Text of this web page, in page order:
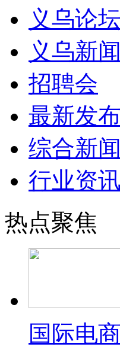
义乌论
义乌新闻
招聘会
最新发布
综合新闻
行业资讯
热点聚焦
国际电